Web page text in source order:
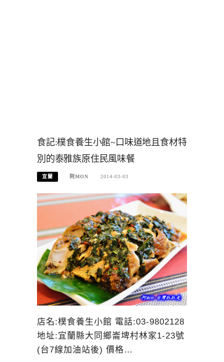
食記:樸食養生小館~口味道地且食材特
別的泰雅族原住民風味餐
宜蘭 阿MON 2014-03-03
店名:樸食養生小館 電話:03-9802128
地址:宜蘭縣大同鄉崙埤村林家1-23號
(台7線加油站後) 價格…